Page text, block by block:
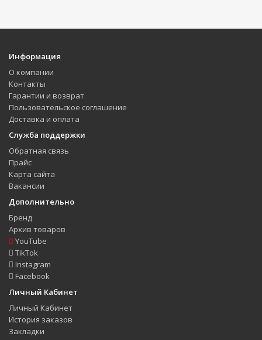
Информация
О компании
Контакты
Гарантии и возврат
Пользовательское соглашение
Доставка и оплата
Служба поддержки
Обратная связь
Прайс
Карта сайта
Вакансии
Дополнительно
Бренд
Архив товаров
YouTube
TikTok
Instagram
Facebook
Личный Кабинет
Личный Кабинет
История заказов
Закладки